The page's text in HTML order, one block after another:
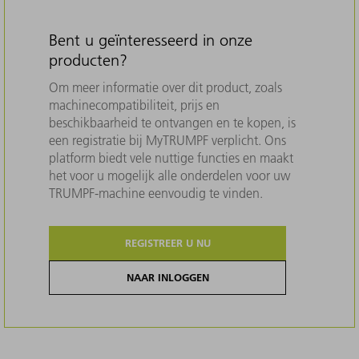
Bent u geïnteresseerd in onze
producten?
Om meer informatie over dit product, zoals
machinecompatibiliteit, prijs en
beschikbaarheid te ontvangen en te kopen, is
een registratie bij MyTRUMPF verplicht. Ons
platform biedt vele nuttige functies en maakt
het voor u mogelijk alle onderdelen voor uw
TRUMPF-machine eenvoudig te vinden.
REGISTREER U NU
NAAR INLOGGEN